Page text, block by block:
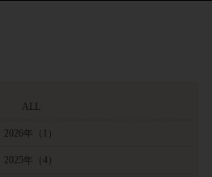
ALL
2026年 （1）
2025年 （4）